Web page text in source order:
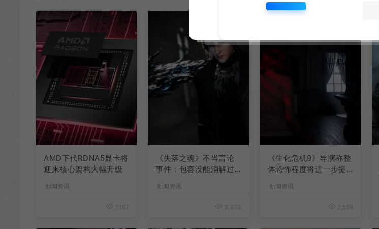
AMD下代RDNA5显卡将
迎来核心架构大幅升级
新闻资讯
7,167
《失落之魂》不当言论
事件：包容没能消解过
新闻资讯
3,373
《生化危机9》导演称整
体恐怖程度将进一步提
新闻资讯
2,558